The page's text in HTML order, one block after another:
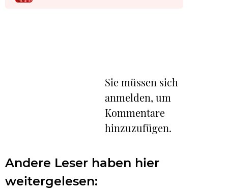
Sie müssen sich
anmelden, um
Kommentare
hinzuzufügen.
Andere Leser haben hier
weitergelesen: